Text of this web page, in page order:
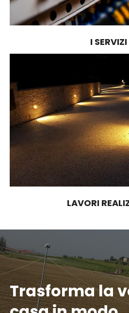
I SERVIZI
LAVORI
Trasforma la